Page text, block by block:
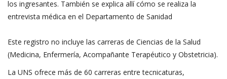
los ingresantes. También se explica allí cómo se realiza la
entrevista médica en el Departamento de Sanidad
Este registro no incluye las carreras de Ciencias de la Salud
(Medicina, Enfermería, Acompañante Terapéutico y Obstetricia).
La UNS ofrece más de 60 carreras entre tecnicaturas,